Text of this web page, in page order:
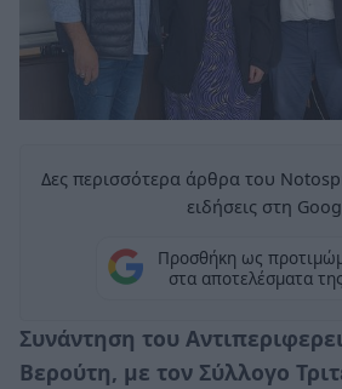
Δες περισσότερα άρθρα του
ειδήσεις στη
Προσθήκη ως
στα αποτελέσματα
Συνάντηση του
Βερούτη, με τον Σύλλογο